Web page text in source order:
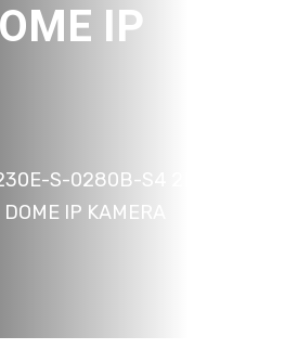
IP
S-0280B-S4 2MP
IP KAMERA